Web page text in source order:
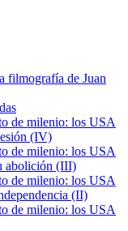
filmografía de Juan
de milenio: los USA
(IV)
de milenio: los USA
abolición (III)
de milenio: los USA
(II)
de milenio: los USA